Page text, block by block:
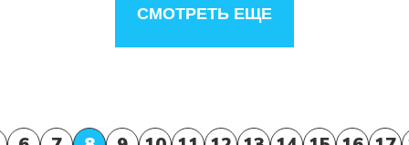
СМОТРЕТЬ ЕЩЕ